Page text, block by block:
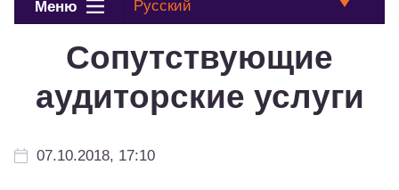
Меню Русский
Сопутствующие
аудиторские услуги
07.10.2018, 17:10